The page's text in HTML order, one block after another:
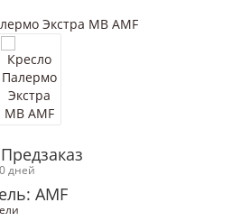
дней
AMF